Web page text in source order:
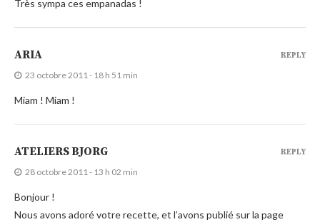
Très sympa ces empanadas !
ARIA
23 octobre 2011 - 18 h 51 min
Miam ! Miam !
REPLY
ATELIERS BJORG
28 octobre 2011 - 13 h 02 min
Bonjour !
Nous avons adoré votre recette, et l’avons publié sur la page
REPLY